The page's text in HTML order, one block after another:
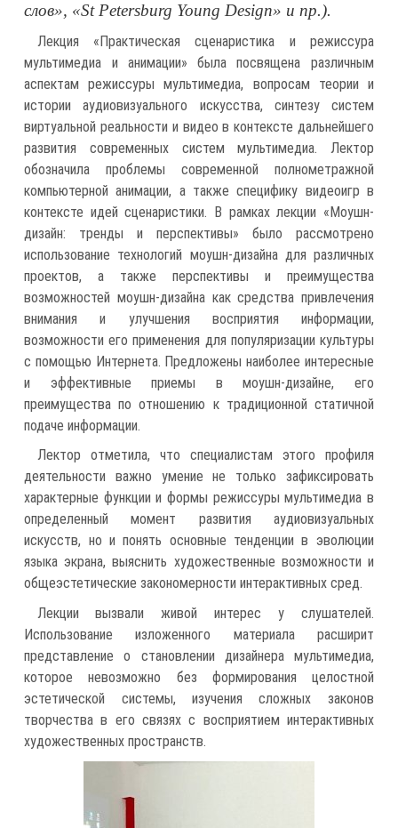
слов», «St Petersburg Young Design» и пр.).
Лекция «Практическая сценаристика и режиссура
мультимедиа и анимации» была посвящена различным
аспектам режиссуры мультимедиа, вопросам теории и
истории аудиовизуального искусства, синтезу систем
виртуальной реальности и видео в контексте дальнейшего
развития современных систем мультимедиа. Лектор
обозначила проблемы современной полнометражной
компьютерной анимации, а также специфику видеоигр в
контексте идей сценаристики. В рамках лекции «Моушн-
дизайн: тренды и перспективы» было рассмотрено
использование технологий моушн-дизайна для различных
проектов, а также перспективы и преимущества
возможностей моушн-дизайна как средства привлечения
внимания и улучшения восприятия информации,
возможности его применения для популяризации культуры
с помощью Интернета. Предложены наиболее интересные
и эффективные приемы в моушн-дизайне, его
преимущества по отношению к традиционной статичной
подаче информации.
Лектор отметила, что специалистам этого профиля
деятельности важно умение не только зафиксировать
характерные функции и формы режиссуры мультимедиа в
определенный момент развития аудиовизуальных
искусств, но и понять основные тенденции в эволюции
языка экрана, выяснить художественные возможности и
общеэстетические закономерности интерактивных сред.
Лекции вызвали живой интерес у слушателей.
Использование изложенного материала расширит
представление о становлении дизайнера мультимедиа,
которое невозможно без формирования целостной
эстетической системы, изучения сложных законов
творчества в его связях с восприятием интерактивных
художественных пространств.